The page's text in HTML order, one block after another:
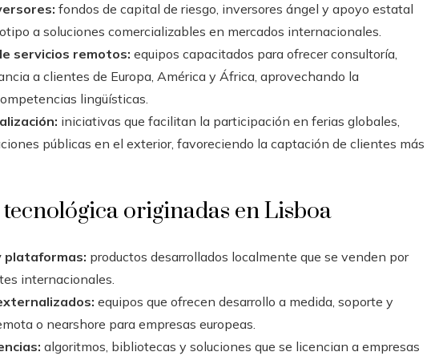
fondos de capital de riesgo, inversores ángel y apoyo estatal
a soluciones comercializables en mercados internacionales.
servicios remotos: equipos capacitados para ofrecer consultoría,
a clientes de Europa, América y África, aprovechando la
lingüísticas.
iniciativas que facilitan la participación en ferias globales,
públicas en el exterior, favoreciendo la captación de clientes más
originadas en Lisboa
plataformas: productos desarrollados localmente que se venden por
internacionales.
equipos que ofrecen desarrollo a medida, soporte y
o nearshore para empresas europeas.
algoritmos, bibliotecas y soluciones que se licencian a empresas